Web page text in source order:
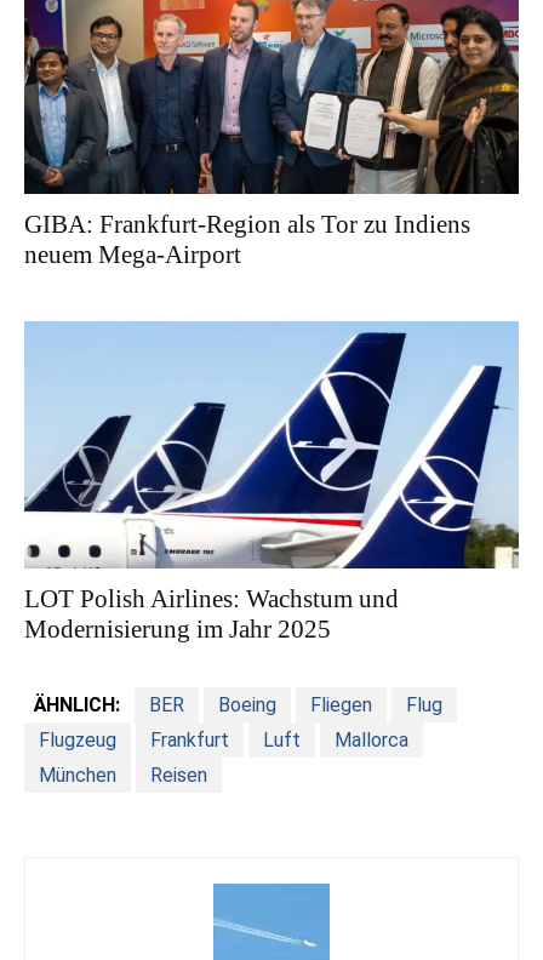
GIBA: Frankfurt-Region als Tor zu Indiens
neuem Mega-Airport
LOT Polish Airlines: Wachstum und
Modernisierung im Jahr 2025
ÄHNLICH: BER Boeing Fliegen
Flug
Flugzeug
Frankfurt Luft
Mallorca
München
Reisen